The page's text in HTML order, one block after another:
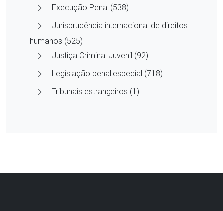
Execução Penal (538)
Jurisprudência internacional de direitos
humanos (525)
Justiça Criminal Juvenil (92)
Legislação penal especial (718)
Tribunais estrangeiros (1)